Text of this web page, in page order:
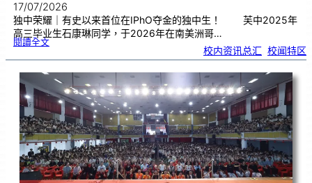
17/07/2026
独中荣耀｜有史以来首位在IPhO夺金的独中生！ 芙中2025年
高三毕业生石康琳同学，于2026年在南美洲哥…
閱讀全文:芙
获
际
物
理
赛
金
牌
！
校内资讯总汇 校闻特区